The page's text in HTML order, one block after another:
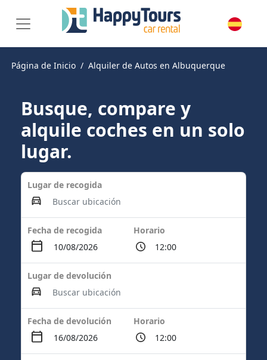
Página de Inicio Alquiler de Autos en Albuquerque
Busque, compare y
alquile coches en un solo
lugar.
Lugar de recogida
Fecha de recogida Horario
Lugar de devolución
Fecha de devolución Horario